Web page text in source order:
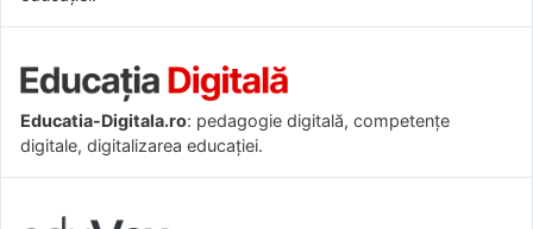
Educatia-Digitala.ro: pedagogie digitală, competențe
digitale, digitalizarea educației.